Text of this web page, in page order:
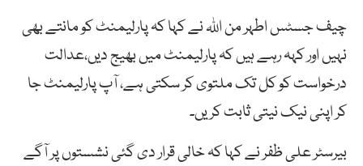
چیف جسٹس اطہر من اللہ نے کہا کہ پارلیمنٹ کو مانتے بھی
نہیں اور کہہ رہے ہیں کہ پارلیمنٹ میں بھیج دیں،عدالت
درخواست کو کل تک ملتوی کر سکتی ہے، آپ پارلیمنٹ جا
کر اپنی نیک نیتی ثابت کریں۔
بیرسٹر علی ظفر نے کہا کہ خالی قرار دی گئی نشستوں پر آگے